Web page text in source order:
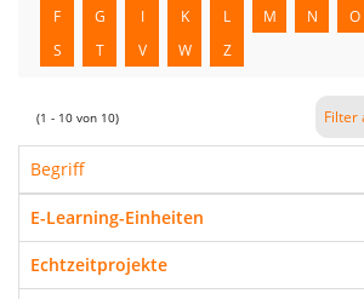
F
G I K L M N O
S
T V W Z
(1 - 10 von 10) Filter
Begriff
E-Learning-Einheiten
Echtzeitprojekte